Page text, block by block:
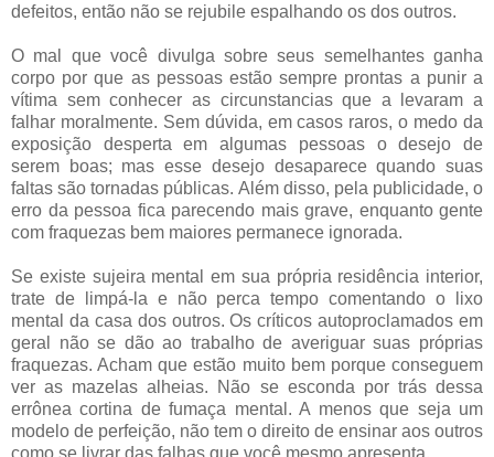
defeitos, então não se rejubile espalhando os dos outros.
O mal que você divulga sobre seus semelhantes ganha
corpo por que as pessoas estão sempre prontas a punir a
vítima sem conhecer as circunstancias que a levaram a
falhar moralmente. Sem dúvida, em casos raros, o medo da
exposição desperta em algumas pessoas odesejo de
serem boas; mas esse desejo desaparece quando suas
faltas são tornadas públicas. Além disso, pela publicidade, o
erro da pessoa fica parecendo mais grave, enquanto gente
com fraquezas bem maiores permanece ignorada.
Se existe sujeira mental em sua própria residência interior,
trate de limpá-la e não perca tempo comentando o lixo
mental da casa dos outros. Os críticos autoproclamados em
geral não se dão ao trabalho de averiguar suas próprias
fraquezas. Acham que estão muito bem porque conseguem
ver as mazelas alheias. Não se esconda por trás dessa
errônea cortina de fumaça mental. A menos que seja um
modelo de perfeição, não tem o direito de ensinar aos outros
como se livrar das falhas que você mesmo apresenta.